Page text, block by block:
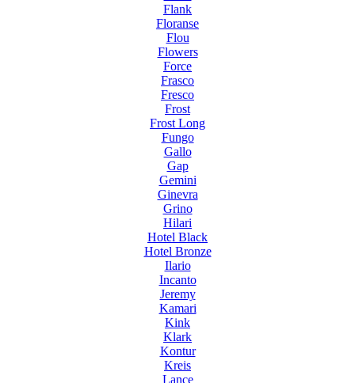
Flank
Floranse
Flou
Flowers
Force
Frasco
Fresco
Frost
Frost Long
Fungo
Gallo
Gap
Gemini
Ginevra
Grino
Hilari
Hotel Black
Hotel Bronze
Ilario
Incanto
Jeremy
Kamari
Kink
Klark
Kontur
Kreis
Lance